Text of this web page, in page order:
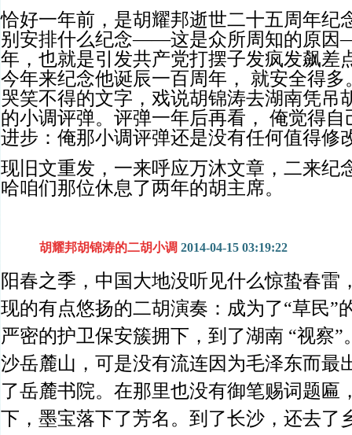
恰好一年前，是胡耀邦逝世二十五周年纪
别安排什么纪念——这是众所周知的原
年，也就是引发共产党打摆子发疯发飙差
今年来纪念他诞辰一百周年， 就安全得
哭笑不得的文字，戏说胡锦涛去湖南凭吊
的小调评弹。评弹一年后再看， 俺觉得
进步：俺那小调评弹还是没有任何值得修
现旧文重发，一来呼应万沐文章，二来纪
哈咱们那位休息了两年的胡主席。
胡耀邦胡锦涛的二胡小调 2014-04-15 03:19:22
阳春之季，中国大地没听见什么惊蛰春雷
现的有点悠扬的二胡演奏：成为了“草民”
严密的护卫保安簇拥下，到了湖南 “视察
沙岳麓山，可是没有流连因为毛泽东而最
了岳麓书院。在那里也没有御笔赐词题匾
下，墨宝落下了芳名。到了长沙，还去